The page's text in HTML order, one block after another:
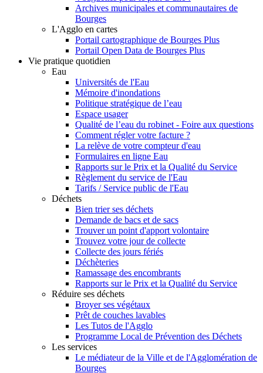
Archives municipales et communautaires de
Bourges
L'Agglo en cartes
Portail cartographique de Bourges Plus
Portail Open Data de Bourges Plus
Vie pratique quotidien
Eau
Universités de l'Eau
Mémoire d'inondations
Politique stratégique de l’eau
Espace usager
Qualité de l’eau du robinet - Foire aux questions
Comment régler votre facture ?
La relève de votre compteur d'eau
Formulaires en ligne Eau
Rapports sur le Prix et la Qualité du Service
Règlement du service de l'Eau
Tarifs / Service public de l'Eau
Déchets
Bien trier ses déchets
Demande de bacs et de sacs
Trouver un point d'apport volontaire
Trouvez votre jour de collecte
Collecte des jours fériés
Déchèteries
Ramassage des encombrants
Rapports sur le Prix et la Qualité du Service
Réduire ses déchets
Broyer ses végétaux
Prêt de couches lavables
Les Tutos de l'Agglo
Programme Local de Prévention des Déchets
Les services
Le médiateur de la Ville et de l'Agglomération de
Bourges